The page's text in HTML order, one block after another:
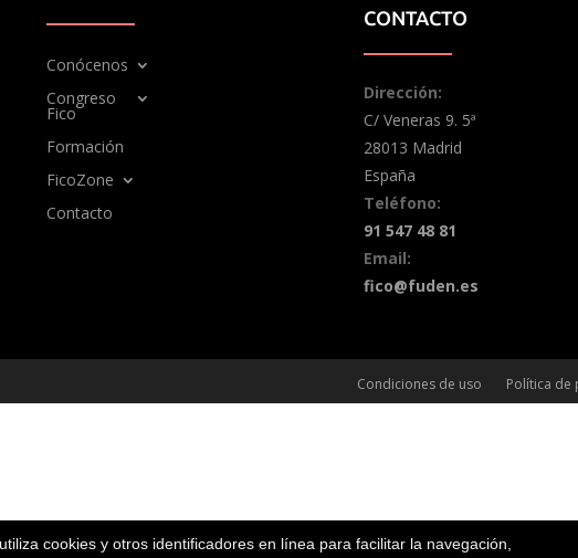
cookies y otros identificadores en línea para facilitar la navegación,
Conócenos
Congreso
Fico
Formación
FicoZone
Contacto
CONTACTO
Dirección:
C/ Veneras 9. 5ª
28013 Madrid
España
Teléfono:
91 547 48 81
Email:
fico@fuden.es
Condiciones de uso Política de